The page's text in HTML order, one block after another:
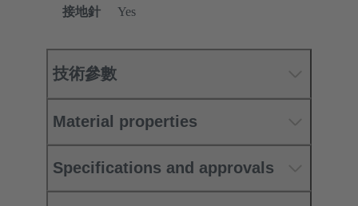
接地針
Yes
技術參數
Material properties
Specifications and approvals